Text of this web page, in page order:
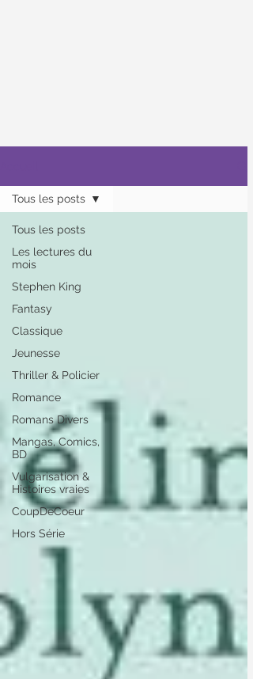
Tous les posts
Les lectures du
mois
Stephen King
Fantasy
Classique
Jeunesse
Thriller & Policier
Romance
Romans Divers
Mangas, Comics,
BD
Vulgarisation &
Histoires vraies
CoupDeCoeur
Hors Série
Tous les posts